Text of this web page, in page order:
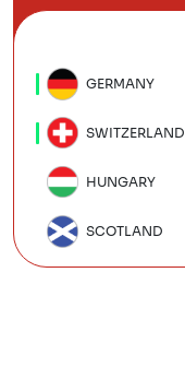
GERMANY
SWITZERLAND
HUNGARY
SCOTLAND